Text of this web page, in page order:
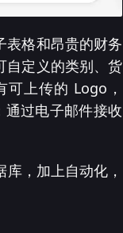
表格和昂贵的财务
自定义的类别、货
上传的 Logo，
过电子邮件接收
，加上自动化，